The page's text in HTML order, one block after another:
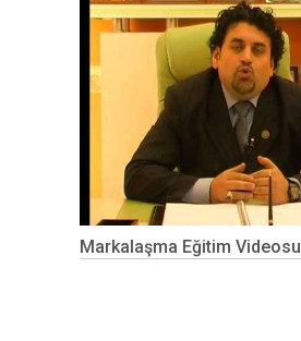
Markalaşma Eğitim Videosu